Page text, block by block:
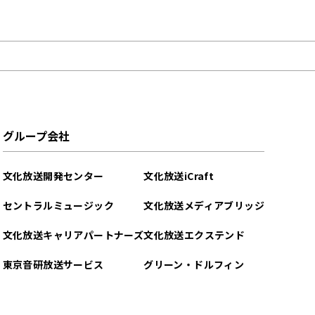
グループ会社
文化放送開発センター
セントラルミュージック
文化放送キャリアパートナーズ
東京音研放送サービス
文化放送iCraft
文化放送メディアブリッジ
文化放送エクステンド
グリーン・ドルフィン